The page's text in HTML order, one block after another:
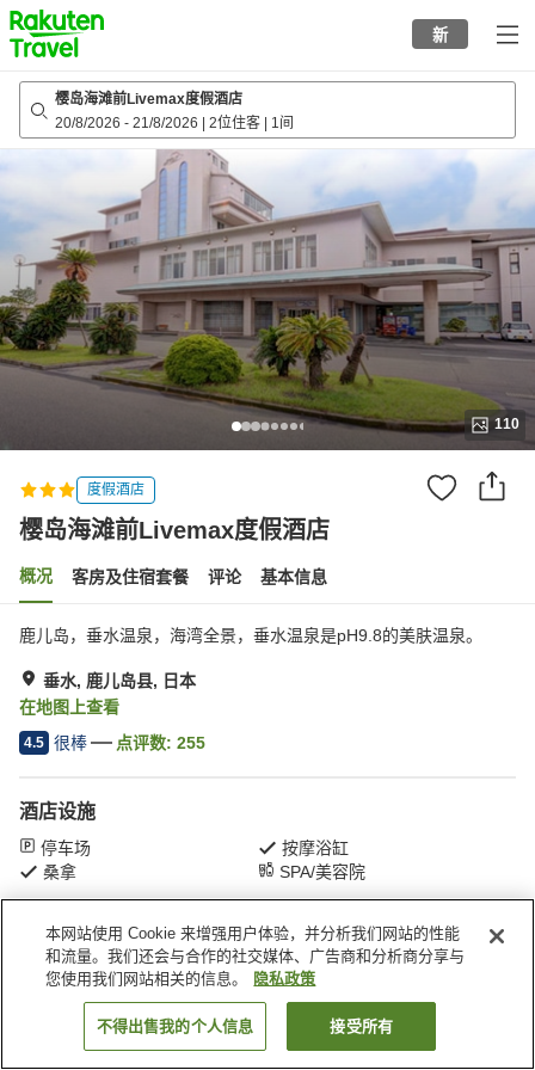
to
top
page
新
樱岛海滩前Livemax度假酒店
20/8/2026 - 21/8/2026 2位住客 1间
110
度假酒店
樱岛海滩前Livemax度假酒店
概况 客房及住宿套餐 评论 基本信息
鹿儿岛，垂水温泉，海湾全景，垂水温泉是pH9.8的美肤温泉。
垂水, 鹿儿岛县, 日本
在地图上查看
4.5 很棒 点评数: 255
酒店设施
停车场
按摩浴缸
桑拿
SPA/美容院
首页 日本 鹿儿岛县 垂水 樱岛海滩前Livemax度假酒店
搜索客房
本网站使用 Cookie 来增强用户体验，并分析我们网站的性能
和流量。我们还会与合作的社交媒体、广告商和分析商分享与
您使用我们网站相关的信息。
隐私政策
不得出售我的个人信息 接受所有